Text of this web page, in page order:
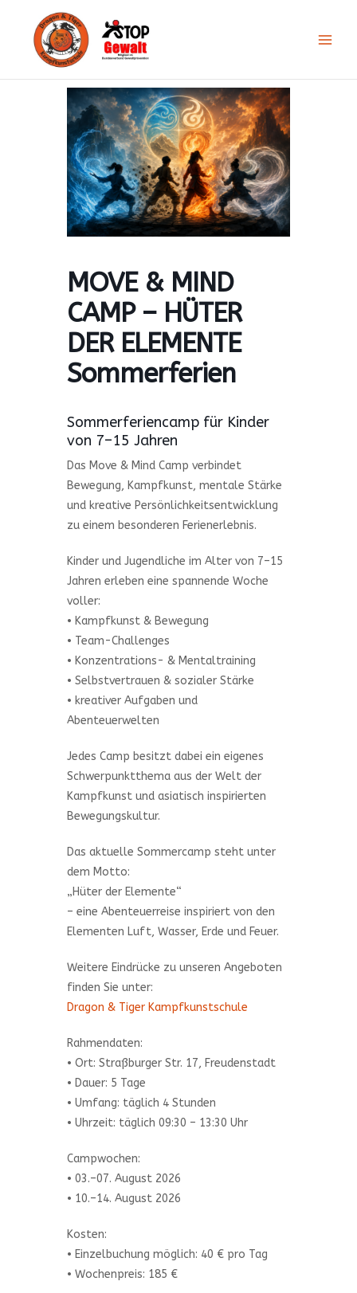
springen
MOVE & MIND
CAMP – HÜTER
DER ELEMENTE
Sommerferien
Sommerferiencamp für Kinder
von 7–15 Jahren
Das Move & Mind Camp verbindet
Bewegung, Kampfkunst, mentale Stärke
und kreative Persönlichkeitsentwicklung
zu einem besonderen Ferienerlebnis.
Kinder und Jugendliche im Alter von 7–15
Jahren erleben eine spannende Woche
voller:
• Kampfkunst & Bewegung
• Team-Challenges
• Konzentrations- & Mentaltraining
• Selbstvertrauen & sozialer Stärke
• kreativer Aufgaben und
Abenteuerwelten
Jedes Camp besitzt dabei ein eigenes
Schwerpunktthema aus der Welt der
Kampfkunst und asiatisch inspirierten
Bewegungskultur.
Das aktuelle Sommercamp steht unter
dem Motto:
„Hüter der Elemente“
– eine Abenteuerreise inspiriert von den
Elementen Luft, Wasser, Erde und Feuer.
Weitere Eindrücke zu unseren Angeboten
finden Sie unter:
Dragon & Tiger Kampfkunstschule
Rahmendaten:
• Ort: Straßburger Str. 17, Freudenstadt
• Dauer: 5 Tage
• Umfang: täglich 4 Stunden
• Uhrzeit: täglich 09:30 – 13:30 Uhr
Campwochen:
• 03.–07. August 2026
• 10.–14. August 2026
Kosten:
• Einzelbuchung möglich: 40 € pro Tag
• Wochenpreis: 185 €